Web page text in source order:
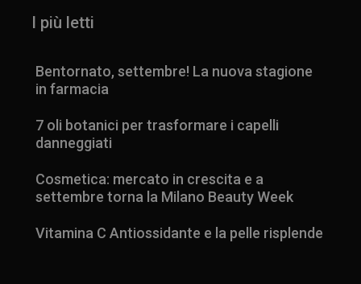
I più letti
Bentornato, settembre! La nuova stagione
in farmacia
7 oli botanici per trasformare i capelli
danneggiati
Cosmetica: mercato in crescita e a
settembre torna la Milano Beauty Week
Vitamina C Antiossidante e la pelle risplende